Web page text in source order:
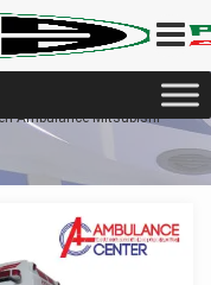
Ambulance Mitsubishi